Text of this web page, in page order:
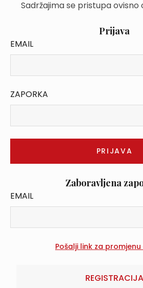
Sadržajima se pristupa ovisno
Prijava
EMAIL
ZAPORKA
Zaboravljena
EMAIL
REGISTRACIJA